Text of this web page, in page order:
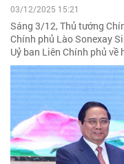
03/12/2025 15:21
Sáng 3/12, Thủ tướng
Chính phủ Lào Sonexay
Uỷ ban Liên Chính phủ